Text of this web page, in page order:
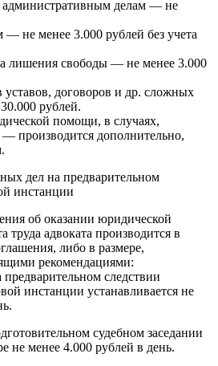
административным делам — не
— не менее 3.000 рублей без учета
лишения свободы — не менее 3.000
уставов, договоров и др. сложных
рублей.
помощи, в случаях,
производится дополнительно,
дел на предварительном
инстанции
об оказании юридической
адвоката производится в
либо в размере,
рекомендациями:
предварительном следствии
инстанции устанавливается не
судебном заседании
не менее 4.000 рублей в день.